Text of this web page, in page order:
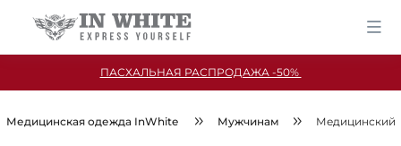
ПАСХАЛЬНАЯ РАСПРОДАЖА -50%
Медицинская одежда InWhite Мужчинам Медицинский